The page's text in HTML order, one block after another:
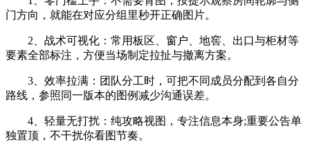
门方向，就能在对应分组里秒开正确图片。
2、战术可视化：常用板区、窗户、地窖、出口与柜材等
要素全部标注，方便当场制定拉扯与撤离方案。
3、效率拉满：团队分工时，可把不同成员分配到各自分
路线，参照同一版本的图例减少沟通误差。
4、轻量无打扰：纯攻略视图，专注信息本身;重要公告单
独置顶，不干扰你看图节奏。